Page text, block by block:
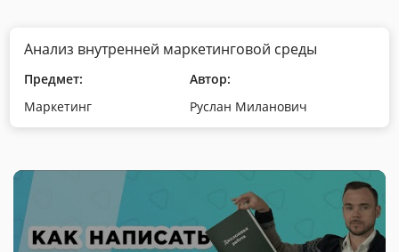
Анализ внутренней маркетинговой среды
Предмет:
Маркетинг
Автор:
Руслан Миланович